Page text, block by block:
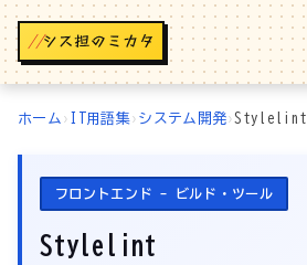
//
ホーム › IT用語集› システム開発› Stylelint
フロントエンド - ビルド・ツール
Stylelint